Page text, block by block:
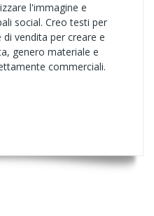
l'immagine e
social. Creo testi per
vendita per creare e
genero materiale e
commerciali.